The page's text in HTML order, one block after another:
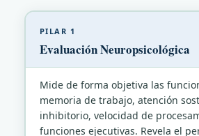
PILAR 1
Evaluación Neuropsicológica
Mide de forma objetiva las
memoria de trabajo, atención
inhibitorio, velocidad de
funciones ejecutivas. Revela el